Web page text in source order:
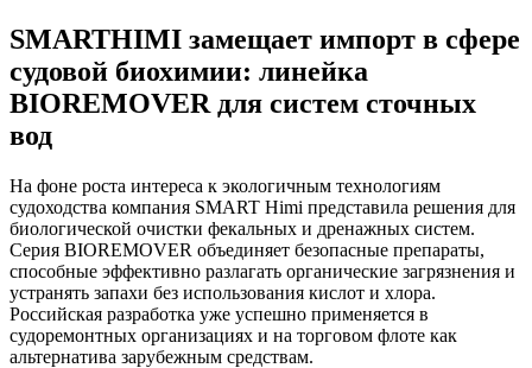
SMARTHIMI замещает импорт в сфере
судовой биохимии: линейка
BIOREMOVER для систем сточных
вод
На фоне роста интереса к экологичным технологиям
судоходства компания SMART Himi представила решения для
биологической очистки фекальных и дренажных систем.
Серия BIOREMOVER объединяет безопасные препараты,
способные эффективно разлагать органические загрязнения и
устранять запахи без использования кислот и хлора.
Российская разработка уже успешно применяется в
судоремонтных организациях и на торговом флоте как
альтернатива зарубежным средствам.